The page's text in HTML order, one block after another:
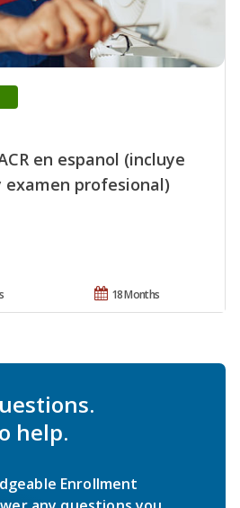
en espanol (incluye
examen profesional)
18 Months
help.
Enrollment